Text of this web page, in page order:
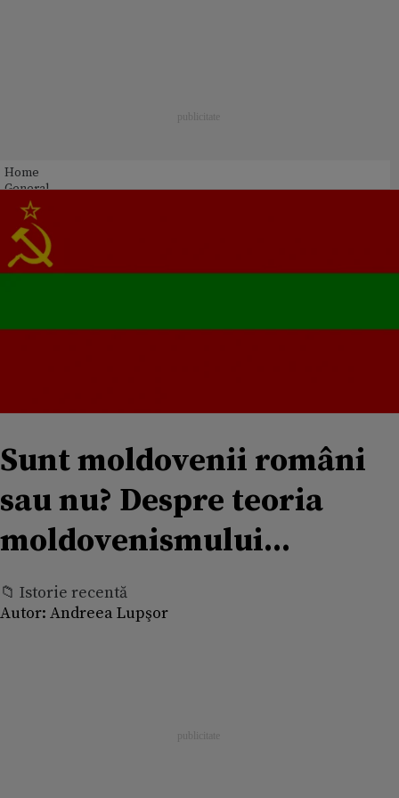
Home
General
Sunt moldovenii români
sau nu? Despre teoria
moldovenismului...
📁 Istorie recentă
Autor: Andreea Lupşor